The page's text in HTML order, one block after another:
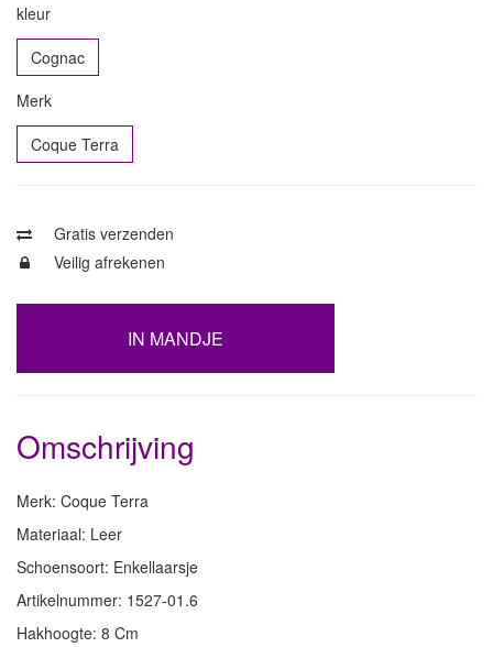
kleur
Cognac
Merk
Coque Terra
Gratis verzenden
Veilig afrekenen
IN MANDJE
Omschrijving
Merk: Coque Terra
Materiaal: Leer
Schoensoort: Enkellaarsje
Artikelnummer: 1527-01.6
Hakhoogte: 8 Cm